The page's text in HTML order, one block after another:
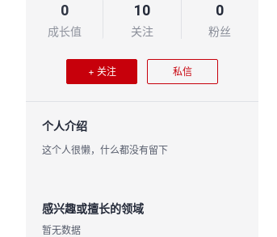
0
成长值
10
关注
0
粉丝
+ 关注 私信
个人介绍
这个人很懒，什么都没有留下
感兴趣或擅长的领域
暂无数据